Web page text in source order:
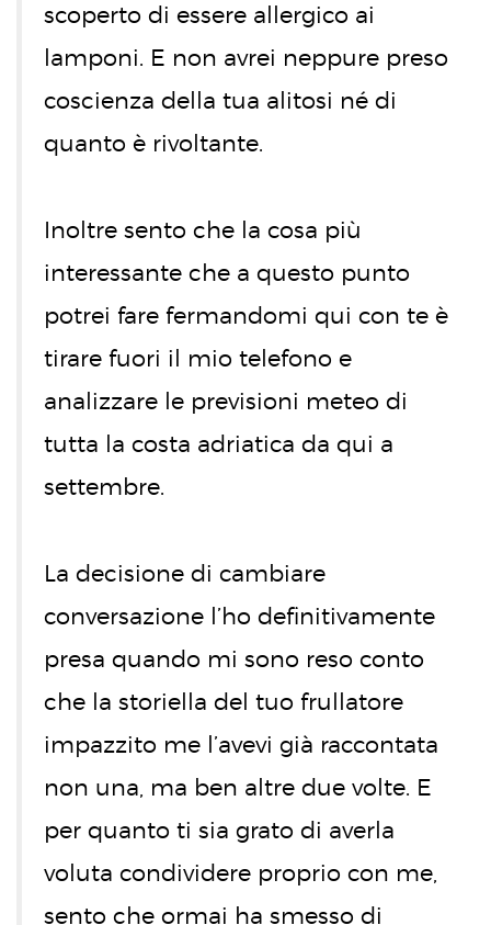
scoperto di essere allergico ai
lamponi. E non avrei neppure preso
coscienza della tua alitosi né di
quanto è rivoltante.
Inoltre sento che la cosa più
interessante che a questo punto
potrei fare fermandomi qui con te è
tirare fuori il mio telefono e
analizzare le previsioni meteo di
tutta la costa adriatica da qui a
settembre.
La decisione di cambiare
conversazione l’ho definitivamente
presa quando mi sono reso conto
che la storiella del tuo frullatore
impazzito me l’avevi già raccontata
non una, ma ben altre due volte. E
per quanto ti sia grato di averla
voluta condividere proprio con me,
sento che ormai ha smesso di